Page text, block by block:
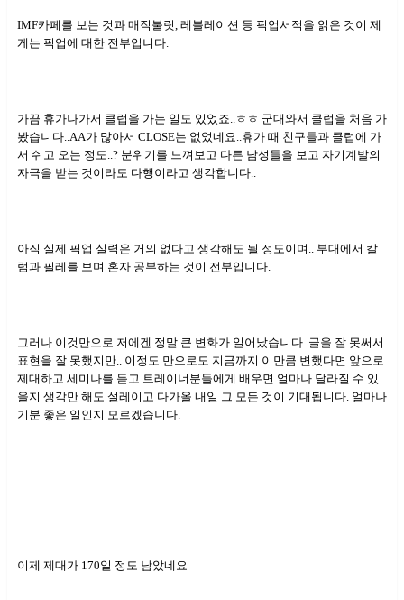
IMF카페를 보는 것과 매직불릿, 레블레이션 등 픽업서적을 읽은 것이 제
게는 픽업에 대한 전부입니다.
가끔 휴가나가서 클럽을 가는 일도 있었죠..ㅎㅎ 군대와서 클럽을 처음 가
봤습니다..AA가 많아서 CLOSE는 없었네요..휴가 때 친구들과 클럽에 가
서 쉬고 오는 정도..? 분위기를 느껴보고 다른 남성들을 보고 자기계발의
자극을 받는 것이라도 다행이라고 생각합니다..
아직 실제 픽업 실력은 거의 없다고 생각해도 될 정도이며.. 부대에서 칼
럼과 필레를 보며 혼자 공부하는 것이 전부입니다.
그러나 이것만으로 저에겐 정말 큰 변화가 일어났습니다. 글을 잘 못써서
표현을 잘 못했지만.. 이정도 만으로도 지금까지 이만큼 변했다면 앞으로
제대하고 세미나를 듣고 트레이너분들에게 배우면 얼마나 달라질 수 있
을지 생각만 해도 설레이고 다가올 내일 그 모든 것이 기대됩니다. 얼마나
기분 좋은 일인지 모르겠습니다.
이제 제대가 170일 정도 남았네요